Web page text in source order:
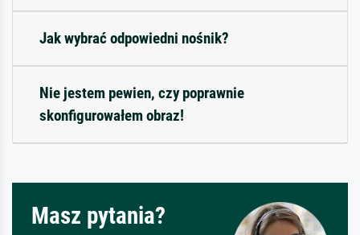
Jak wybrać odpowiedni nośnik?
Nie jestem pewien, czy poprawnie
skonfigurowałem obraz!
Masz pytania?